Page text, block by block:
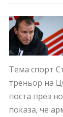
Тема спорт
треньор на
поста през
показа, че